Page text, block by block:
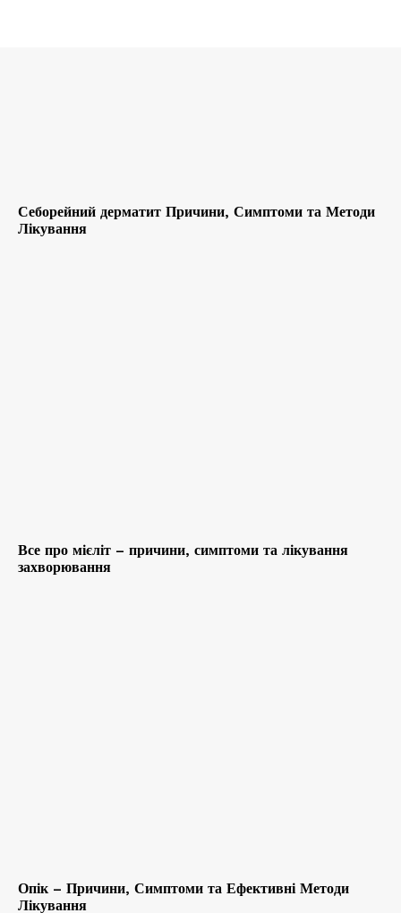
Себорейний дерматит Причини, Симптоми та Методи
Лікування
Все про мієліт – причини, симптоми та лікування
захворювання
Опік – Причини, Симптоми та Ефективні Методи
Лікування